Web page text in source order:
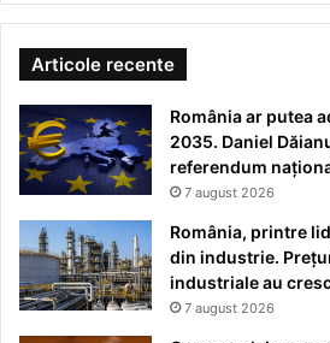
Articole recente
România ar putea
2035. Daniel
referendum
7 august 2026
România, printre
din industrie.
industriale au
7 august 2026